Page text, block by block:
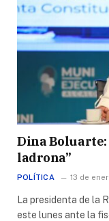
Dina Boluarte:
ladrona”
POLÍTICA 13 de
La presidenta de la
este lunes ante la